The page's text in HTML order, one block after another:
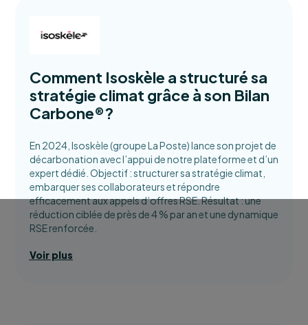
Comment Isoskèle a structuré sa
stratégie climat grâce à son Bilan
Carbone®?
En 2024, Isoskèle (groupe La Poste) lance son projet de
décarbonation avec l’appui de notre plateforme et d’un
expert dédié. Objectif : structurer sa stratégie climat,
embarquer ses collaborateurs et répondre
efficacement aux appels d’offres RSE. Résultat : une
réduction ciblée de près de 4 % par an et une dynamique
RSE renforcée.
Voir plus